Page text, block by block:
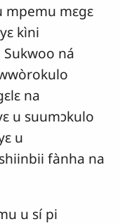
mɛgɛ
kìni
ná
na
u suumɔkulo
u
fànha na
u sí pi